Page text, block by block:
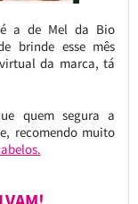
é a de Mel da Bio
brinde esse mês
da marca, tá
quem segura a
recomendo muito